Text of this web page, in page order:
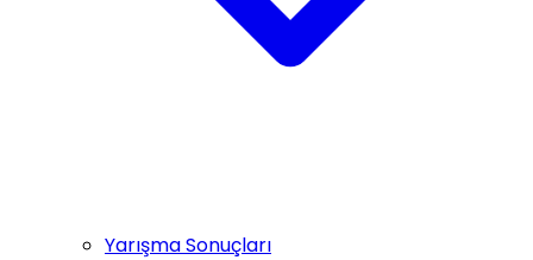
Yarışma Sonuçları